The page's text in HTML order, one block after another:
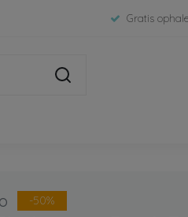
Gratis
-50%